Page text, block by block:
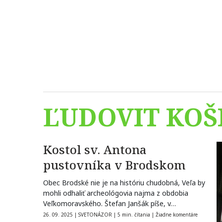
ĽUDOVIT
Kostol sv. Antona
pustovníka v Brodskom
Obec Brodské nie je na históriu chudobná, Veľa by
mohli odhaliť archeológovia najma z obdobia
Veľkomoravského. Štefan Janšák píše, v…
26. 09. 2025 | SVETONÁZOR | 5 min. čítania | Žiadne komentáre